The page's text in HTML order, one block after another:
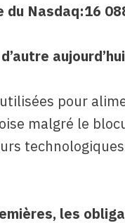
du Nasdaq:16
pour
malgré le
les